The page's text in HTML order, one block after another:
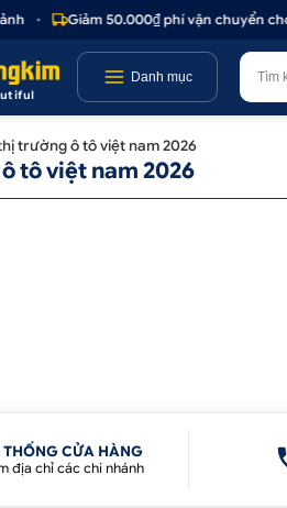
Giảm 50.000₫ phí vận chuyển
Danh mục
trường ô tô việt nam 2026
tô việt nam 2026
THỐNG CỬA HÀNG
địa chỉ các chi nhánh